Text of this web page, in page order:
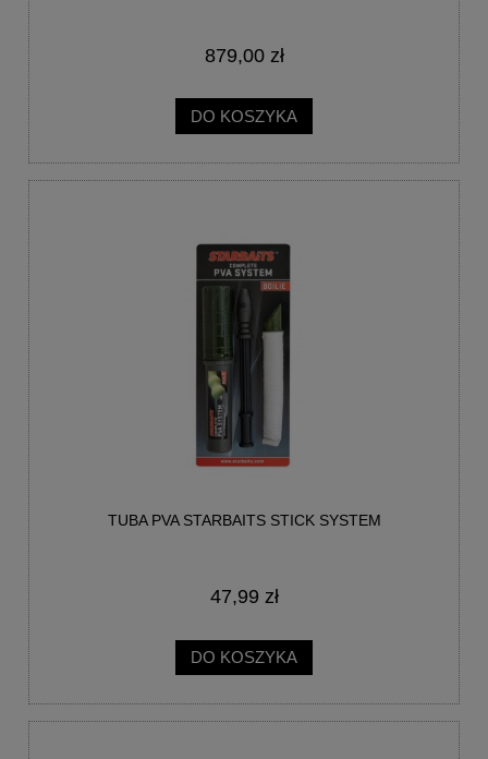
879,00 zł
DO KOSZYKA
TUBA PVA STARBAITS STICK SYSTEM
47,99 zł
DO KOSZYKA